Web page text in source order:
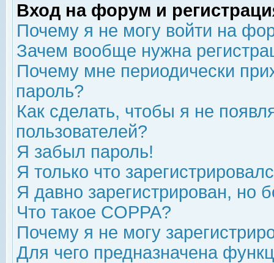
Вход на форум и
Почему я не могу войти на
Зачем вообще нужна
Почему мне периодически
пароль?
Как сделать, чтобы я не
пользователей?
Я забыл пароль!
Я только что
Я давно зарегистрирован, но
Что такое COPPA?
Почему я не могу
Для чего предназначена